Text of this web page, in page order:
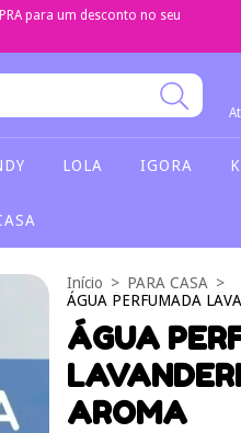
para um desconto no seu
LOLA IGORA
Início > PARA CASA >
ÁGUA PERFUMADA
ÁGUA
AROMA